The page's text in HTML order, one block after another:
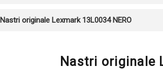
Nastri originale Lexmark 13L0034 NERO
Nastri originale